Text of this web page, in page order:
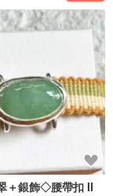
＋銀飾◇腰帶扣 II